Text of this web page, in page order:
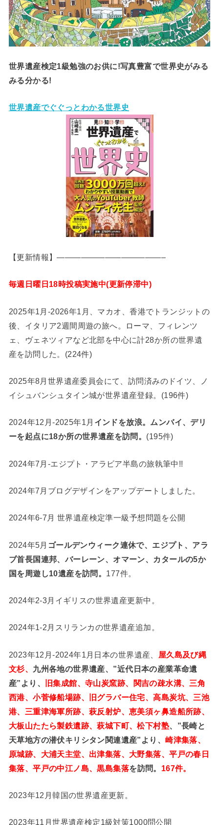
世界遺産検定1級勉強のお供に!写真豊富で世界史がみる
みる分かる!
世界遺産でぐぐっとわかる世界史
【更新情報】—————————————–
毎週日曜日18時投稿実施中(更新停滞中)
2025年1月-2026年1月、マカオ、香港でトランジットの
後、イタリア2週間周遊の旅へ。ローマ、フィレンツ
ェ、ヴェネツィアなど北部を中心に計28か所の世界遺
産を訪問した。(224件)
2025年8月世界遺産委員会にて、訪問済みのドイツ、ノ
イシュバンシュタイン城が世界遺産登録。(196件)
2024年12月-2025年1月 インドを放浪。ムンバイ、デリ
ーを起点に18か所の世界遺産を訪問。 (195件)
2024年7月-エジプト・アラビア半島の旅執筆中!!
2024年7月ブログデザインをアップデートしました。
2024年6-7月 世界遺産検定準一級予想問題を公開
2024年5月 ゴールデンウィーク連休で、エジプト、アラ
ブ首長国連邦、バーレーン、オマーン、カタールの5か
国を周遊し10遺産を訪問。 177件。
2024年2-3月イギリスの世界遺産更新中。
2024年1-2月スリランカの世界遺産追加。
2023年12月-2024年1月日本の世界遺産、 屋久島及び縄
文杉、 九州各地の世界遺産、”近代日本の産業革命遺
産”より、
旧集成館、寺山炭窯跡、関吉の疎水溝、三角
西港、小菅修船場跡、旧グラバー住宅、高島炭坑、三池
港、三重津海軍所跡、萩反射炉、恵美須ヶ鼻造船所跡、
大板山たたら製鉄遺跡、萩城下町、松下村塾、”長崎と
天草地方の潜伏キリシタン関連遺産”より、崎津集落、
原城跡、大浦天主堂、出津集落、大野集落、平戸の春日
集落、平戸の中江ノ島、黒島集落を訪問。 167件。
2023年12月韓国の世界遺産更新。
2023年11月世界遺産検定1級対策1000問公開